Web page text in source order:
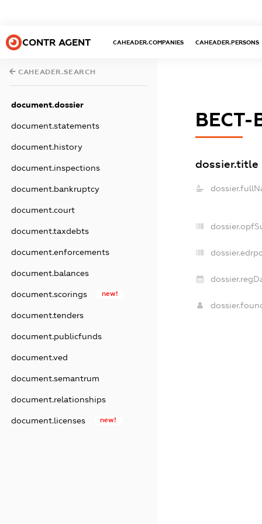
CONTR AGENT CAHEADER.COMPANIES CAHEADER.PERSONS
CAHEADER.SEARCH
document.dossier
document.statements
document.history
document.inspections
document.bankruptcy
document.court
document.taxdebts
document.enforcements
document.balances
document.scorings new!
document.tenders
document.publicfunds
document.ved
document.semantrum
document.relationships
document.licenses new!
ВЕСТ-
dossier.title